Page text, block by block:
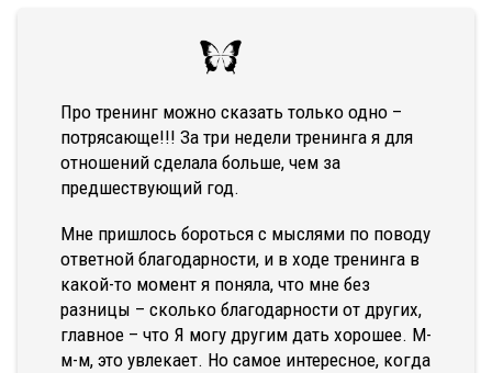
Про тренинг можно сказать только одно –
потрясающе!!! За три недели тренинга я для
отношений сделала больше, чем за
предшествующий год.
Мне пришлось бороться с мыслями по поводу
ответной благодарности, и в ходе тренинга в
какой-то момент я поняла, что мне без
разницы – сколько благодарности от других,
главное – что Я могу другим дать хорошее. М-
м-м, это увлекает. Но самое интересное, когда